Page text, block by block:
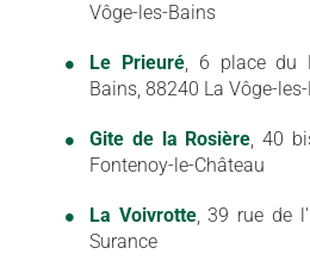
Vôge-les-Bains
Le Prieuré, 6 place du
Bains, 88240 La Vôge-
Gite de la Rosière, 40
Fontenoy-le-Château
La Voivrotte, 39 rue de
Surance